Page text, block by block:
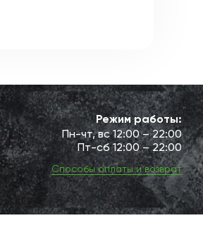
Режим работы:
Пн-чт, вс 12:00 – 22:00
Пт-сб 12:00 – 22:00
Способы оплаты и возврат